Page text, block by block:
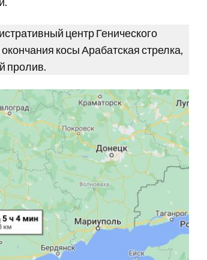
центр Генического
косы Арабатская стрелка,
пролив.